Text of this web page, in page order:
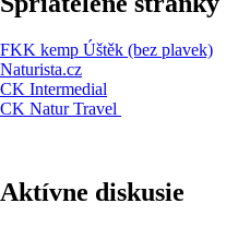
FKK kemp Úštěk (bez plavek)
Naturista.cz
CK Intermedial
CK Natur Travel
Aktívne diskusie